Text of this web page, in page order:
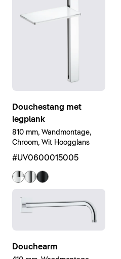
Douchestang met
legplank
810 mm, Wandmontage,
Chroom, Wit Hoogglans
#UV0600015005
Douchearm